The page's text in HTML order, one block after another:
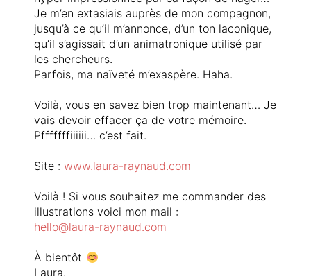
Je m’en extasiais auprès de mon compagnon,
jusqu’à ce qu’il m’annonce, d’un ton laconique,
qu’il s’agissait d’un animatronique utilisé par
les chercheurs.
Parfois, ma naïveté m’exaspère. Haha.
Voilà, vous en savez bien trop maintenant… Je
vais devoir effacer ça de votre mémoire.
Pfffffffiiiiii… c’est fait.
Site :www.laura-raynaud.com
Voilà ! Si vous souhaitez me commander des
illustrations voici mon mail :
hello@laura-raynaud.com
À bientôt
Laura.